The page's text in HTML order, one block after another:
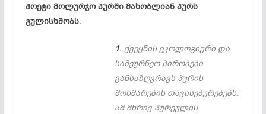
პოეტი მოლურჯო პურში მახობლიან პურს
გულისხმობს.
1. ქვეყნის ეკოლოგიური და
სამეურნეო პირობები
განსაზღვრავს პურის
მოხმარების თავისებურებებს.
ამ მხრივ პურეულის